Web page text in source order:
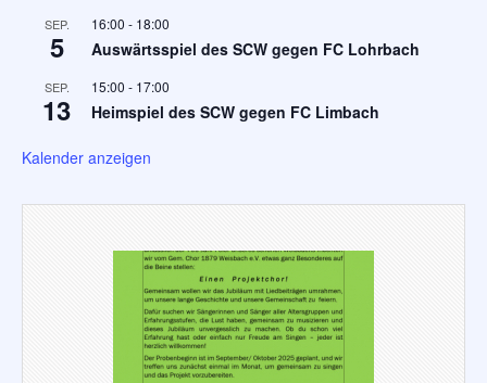
SEP.
5
16:00 - 18:00
Auswärtsspiel des SCW gegen FC Lohrbach
SEP.
13
15:00 - 17:00
Heimspiel des SCW gegen FC Limbach
Kalender anzeigen